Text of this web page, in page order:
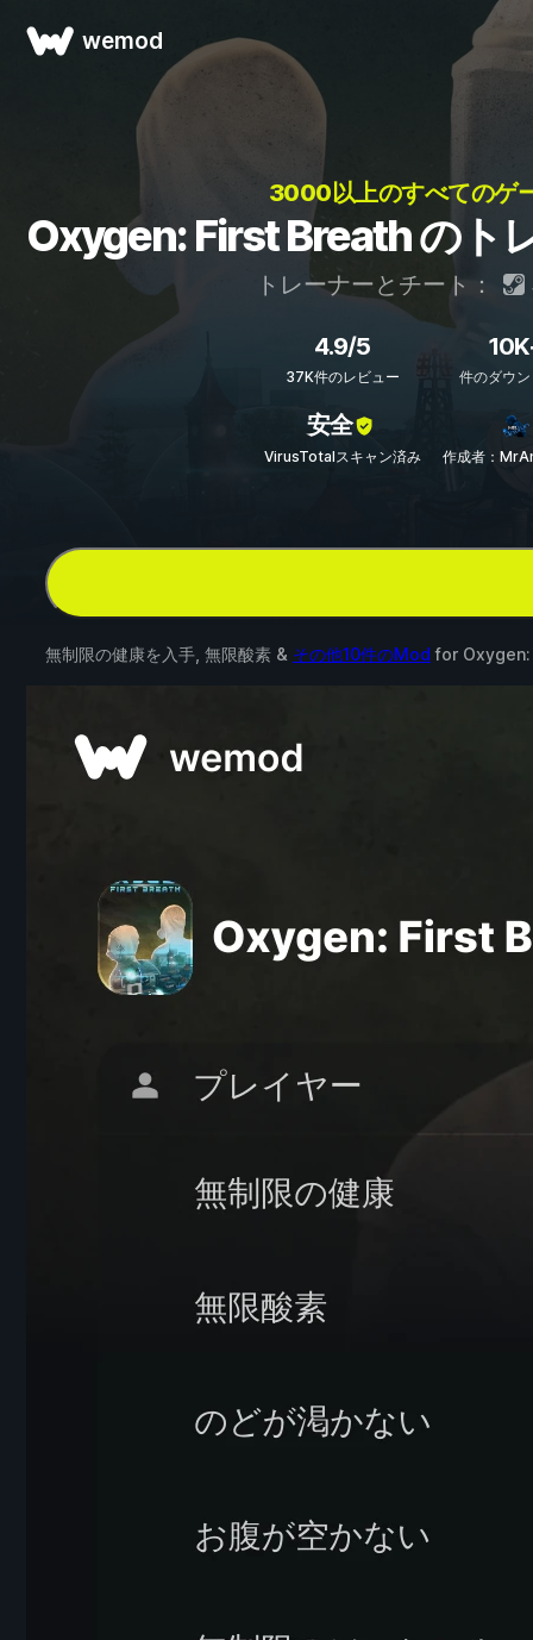
wemod
3000以上のすべてのゲ
Oxygen: First Breath のト
トレーナーとチート：
4.9/5
37K件のレビュー 件のダウ
安全
VirusTotalスキャン済み 作成者：
無制限の健康を入手, 無限酸素 & その他10件のMod for